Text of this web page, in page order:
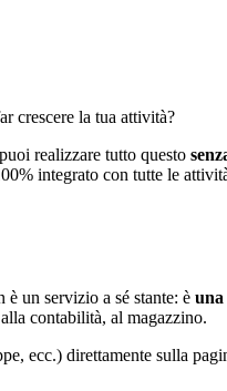
crescere la tua attività?
realizzare tutto questo
integrato con tutte le
un servizio a sé stante: è una
contabilità, al magazzino.
ecc.) direttamente sulla